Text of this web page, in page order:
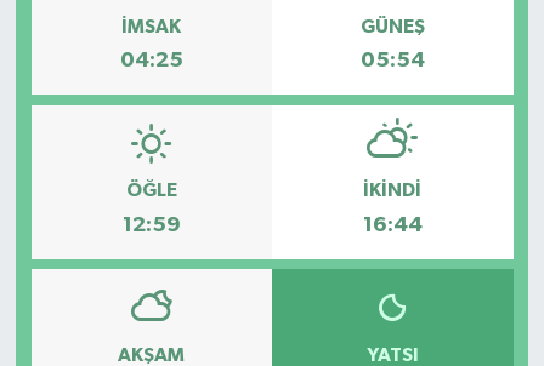
İMSAK
04:25
GÜNEŞ
05:54
ÖĞLE
12:59
İKINDI
16:44
AKŞAM YATSI
Tokat Haberleri
Yaşam